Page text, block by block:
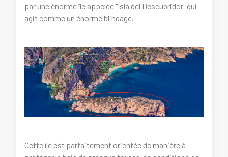
par une énorme île appelée "Isla del Descubridor" qui
agit comme un énorme blindage.
Cette île est parfaitement orientée de manière à